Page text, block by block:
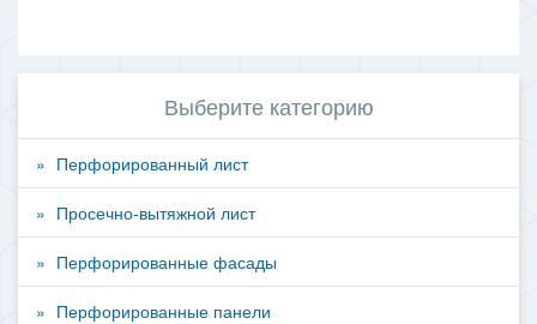
Выберите категорию
Перфорированный лист
Просечно-вытяжной лист
Перфорированные фасады
Перфорированные панели